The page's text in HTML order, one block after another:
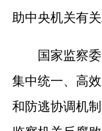
助中央机关有关
国家监察委
集中统一、高
和防逃协调机